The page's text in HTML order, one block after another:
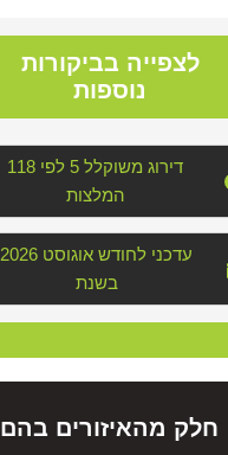
לצפייה בביקורות
נוספות
דירוג משוקלל 5 לפי 118
המלצות
2026 עדכני לחודש אוגוסט
בשנת
חלק מהאיזורים בהם